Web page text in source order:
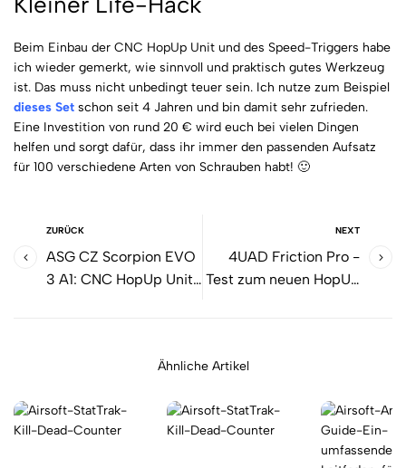
Beim Einbau der CNC HopUp Unit und des Speed-Triggers habe
ich wieder gemerkt, wie sinnvoll und praktisch gutes Werkzeug
ist. Das muss nicht unbedingt teuer sein. Ich nutze zum Beispiel
dieses Set schon seit 4 Jahren und bin damit sehr zufrieden.
Eine Investition von rund 20 € wird euch bei vielen Dingen
helfen und sorgt dafür, dass ihr immer den passenden Aufsatz
für 100 verschiedene Arten von Schrauben habt! 🙂
ZURÜCK
ASG CZ Scorpion EVO
3 A1: CNC HopUp Unit
NEXT
4UAD Friction Pro -
Test zum neuen HopUP
Ähnliche Artikel